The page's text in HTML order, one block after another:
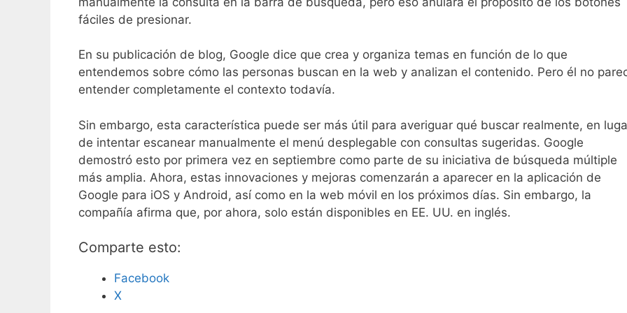
fáciles de presionar.
En su publicación de blog, Google dice que crea y organiza temas en función de lo que
entendemos sobre cómo las personas buscan en la web y analizan el contenido. Pero él no
entender completamente el contexto todavía.
Sin embargo, esta característica puede ser más útil para averiguar qué buscar realmente, en
de intentar escanear manualmente el menú desplegable con consultas sugeridas. Google
demostró esto por primera vez en septiembre como parte de su iniciativa de búsqueda múltiple
más amplia. Ahora, estas innovaciones y mejoras comenzarán a aparecer en la aplicación de
Google para iOS y Android, así como en la web móvil en los próximos días. Sin embargo, la
compañía afirma que, por ahora, solo están disponibles en EE. UU. en inglés.
Comparte esto:
Facebook
X